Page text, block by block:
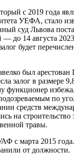
с 2019 года
УЕФА, стало
суд Львова
до 14 августа
будет
был
залог в размере
функционер
по
средств
на строительство
травы.
с марта 2015
от должности.